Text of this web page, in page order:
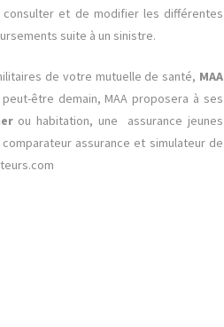
et de modifier les différentes
suite à un sinistre.
de votre mutuelle de santé, MAA
peut-être demain, MAA proposera à ses
ou habitation, une assurance jeunes
assurance et simulateur de